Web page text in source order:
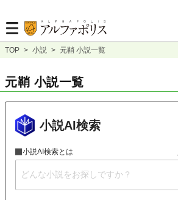
TOP > 小説 > 元鞘 小説一覧
元鞘 小説一覧
小説AI検索
小説AI検索とは